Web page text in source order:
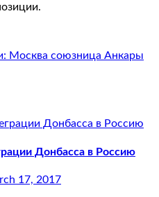
Москва союзница Анкары
Донбасса в Россию
17, 2017